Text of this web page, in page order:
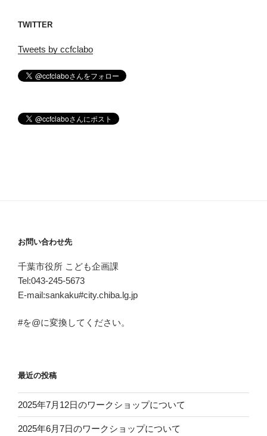
TWITTER
Tweets by ccfclabo
お問い合わせ先
千葉市役所 こども企画課
Tel:043-245-5673
E-mail:sankaku#city.chiba.lg.jp
#を@に変換してください。
最近の投稿
2025年7月12日のワークショップについて
2025年6月7日のワークショップについて